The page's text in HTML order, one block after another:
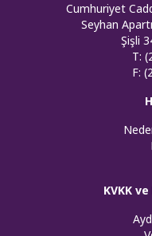
Cumhuriyet
Seyhan
Şişli
T:
F:
KVKK